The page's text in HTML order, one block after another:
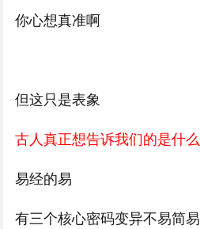
你心想真准啊
但这只是表象
古人真正想告诉我们的是什么
易经的易
有三个核心密码变异不易简易